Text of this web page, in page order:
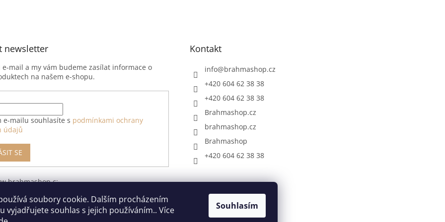
soubory cookie. Dalším procházením
vyjadřujete souhlas s jejich používáním.. Více
Souhlasím
newsletter
e-mail a my vám budeme zasílat informace o
na našem e-shopu.
e-mailu souhlasíte s podmínkami ochrany
údajů
SE
Kontakt
info@brahmashop.cz
+420 604 62 38 38
+420 604 62 38 38
Brahmashop.cz
brahmashop.cz
Brahmashop
+420 604 62 38 38
formular-